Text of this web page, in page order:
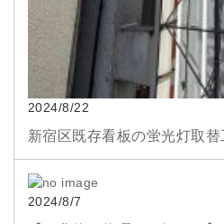
2024/8/22
新宿区既存看板の蛍光灯取
2024/8/7